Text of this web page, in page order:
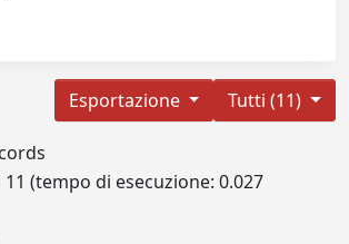
Tutti (11)
Esportazione
(tempo di esecuzione: 0.027